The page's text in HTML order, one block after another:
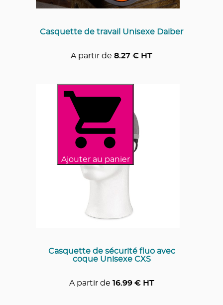
Casquette de travail Unisexe Daiber
A partir de 8.27 € HT
Ajouter au panier
Casquette de sécurité fluo avec
coque Unisexe CXS
A partir de 16.99€ HT